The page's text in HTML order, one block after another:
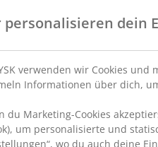
personalisieren dein
verwenden wir Cookies
Informationen über dich,
du Marketing-Cookies
um personalisierte und
wo du auch deine